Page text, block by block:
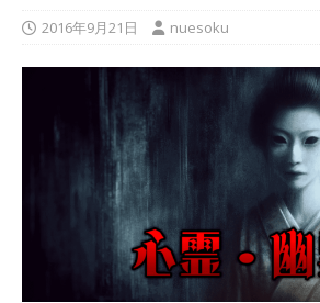
2016年9月21日 nuesoku